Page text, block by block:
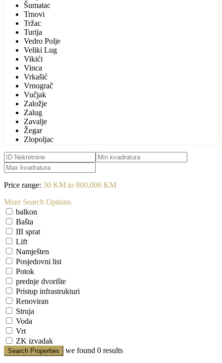
Šumatac
Trnovi
Tržac
Turija
Vedro Polje
Veliki Lug
Vikići
Vinca
Vrkašić
Vrnograč
Vučjak
Založje
Zalug
Zavalje
Žegar
Zlopoljac
Price range: 30 KM to 800,000 KM
More Search Options
balkon
Bašta
III sprat
Lift
Namješten
Posjedovni list
Potok
prednje dvorište
Pristup infrastrukturi
Renoviran
Struja
Voda
Vrt
ZK izvadak
Search Properties we found 0 results